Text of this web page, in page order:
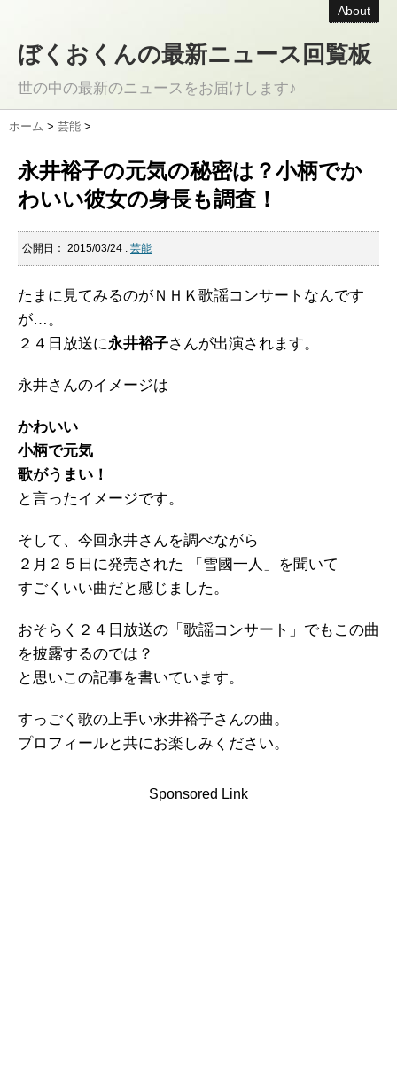
About
ぼくおくんの最新ニュース回覧板
世の中の最新のニュースをお届けします♪
ホーム > 芸能 >
永井裕子の元気の秘密は？小柄でか
わいい彼女の身長も調査！
公開日： 2015/03/24 : 芸能
たまに見てみるのがＮＨＫ歌謡コンサートなんです
が…。
２４日放送に永井裕子さんが出演されます。
永井さんのイメージは
かわいい
小柄で元気
歌がうまい！
と言ったイメージです。
そして、今回永井さんを調べながら
２月２５日に発売された 「雪國一人」を聞いて
すごくいい曲だと感じました。
おそらく２４日放送の「歌謡コンサート」でもこの曲
を披露するのでは？
と思いこの記事を書いています。
すっごく歌の上手い永井裕子さんの曲。
プロフィールと共にお楽しみください。
Sponsored Link